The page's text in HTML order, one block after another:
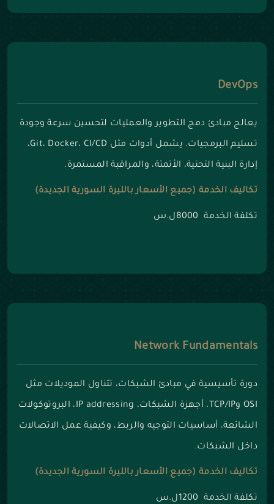
DevOps
يعالج مبادئ دمج التطوير والعمليات لتحسين سرعة وجودة
تسليم البرمجيات. يشمل أدوات مثل Git، Docker، CI/CD،
إدارة البنية التحتية، الأتمتة، والمراقبة المستمرة.
تكاليف الخدمة (جميع الأسعار بالليرة السورية الجديدة)
تكلفة الخدمة 8000ل.س
Network Fundamentals
دورة تأسيسية في مبادئ الشبكات، تتناول الموديلات مثل
OSI وTCP/IP، أجهزة الشبكات، IP addressing، البروتوكولات
الشائعة، أساسيات التوجيه والربط، وكيفية عمل الاتصالات
داخل الشبكات.
تكاليف الخدمة (جميع الأسعار بالليرة السورية الجديدة)
تكلفة الخدمة 1200ل.س